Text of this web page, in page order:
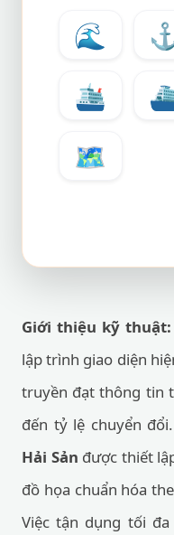
🌊
🛳️
🗺️
Giới thiệu kỹ thuật:
lập trình giao diện
truyền đạt thông tin
đến tỷ lệ chuyển
Hải Sản được thiết
đồ họa chuẩn hóa
Việc tận dụng tối